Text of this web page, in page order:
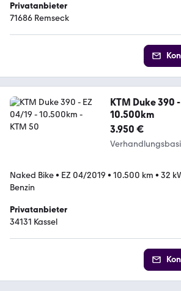
Privatanbieter
71686 Remseck
KTM Duke 390
10.500km
3.950 €
Naked Bike• EZ 04/2019 • 10.500 km • 32
Benzin
Privatanbieter
34131 Kassel